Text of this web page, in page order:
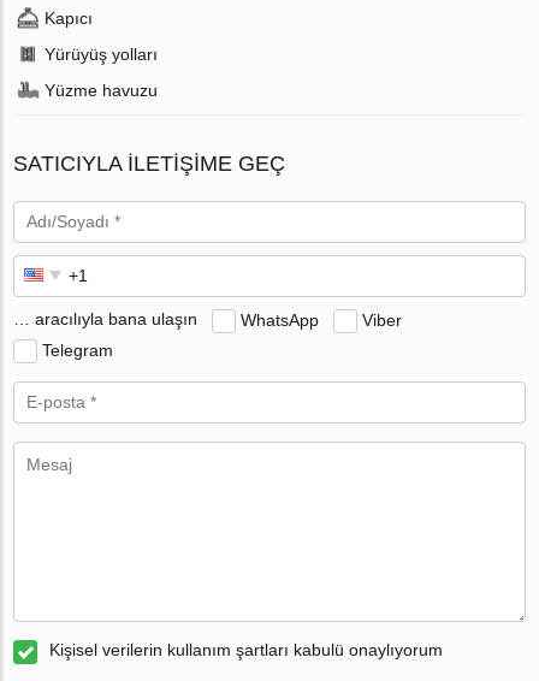
Kapıcı
Yürüyüş yolları
Yüzme havuzu
SATICIYLA ILETIŞIME GEÇ
… aracılıyla bana ulaşın WhatsApp
Viber
Telegram
Kişisel verilerin kullanım şartları kabulü onaylıyorum